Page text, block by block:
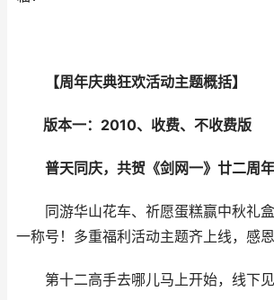
【周年庆典狂欢活动主题概括】
版本一：2010、收费、不收费版
普天同庆，共贺《剑网一》廿二周年
同游华山花车、祈愿蛋糕赢中秋礼
一称号！多重福利活动主题齐上线，感恩
第十二高手去哪儿马上开始，线下